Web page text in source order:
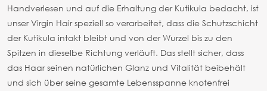
Handverlesen und auf die Erhaltung der Kutikula bedacht, ist
unser Virgin Hair speziell so verarbeitet, dass die Schutzschicht
der Kutikula intakt bleibt und von der Wurzel bis zu den
Spitzen in dieselbe Richtung verläuft. Das stellt sicher, dass
das Haar seinen natürlichen Glanz und Vitalität beibehält
und sich über seine gesamte Lebensspanne knotenfrei